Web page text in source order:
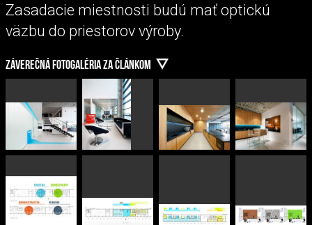
Zasadacie miestnosti budú mať optickú
väzbu do priestorov výroby.
ZÁVEREČNÁ FOTOGALÉRIA ZA ČLÁNKOM